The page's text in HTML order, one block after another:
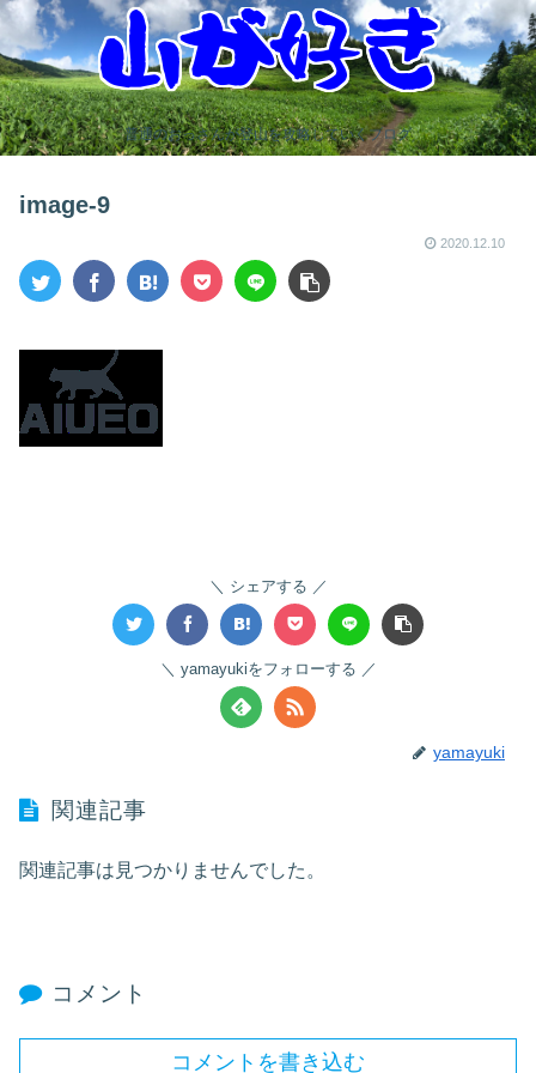
普通のおっさんが登山を攻略していくブログ
image-9
2020.12.10
シェアする
yamayukiをフォローする
yamayuki
関連記事
関連記事は見つかりませんでした。
コメント
コメントを書き込む